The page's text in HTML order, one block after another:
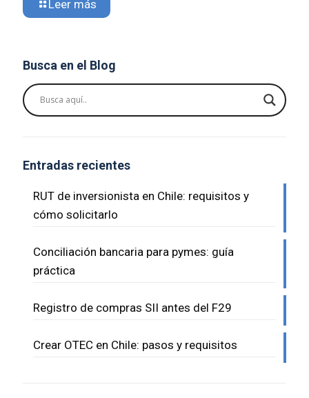
Leer más
Busca en el Blog
Entradas recientes
RUT de inversionista en Chile: requisitos y
cómo solicitarlo
Conciliación bancaria para pymes: guía
práctica
Registro de compras SII antes del F29
Crear OTEC en Chile: pasos y requisitos